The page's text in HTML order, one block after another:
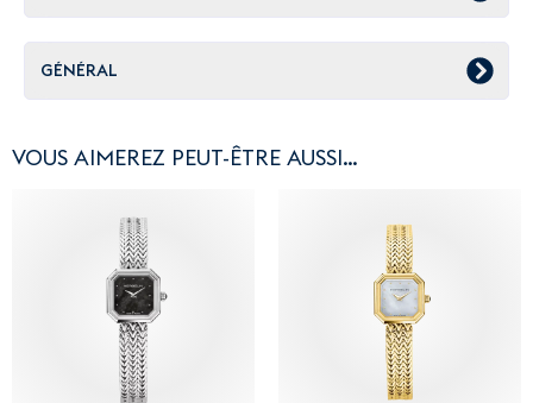
GÉNÉRAL
VOUS AIMEREZ PEUT-ÊTRE AUSSI…